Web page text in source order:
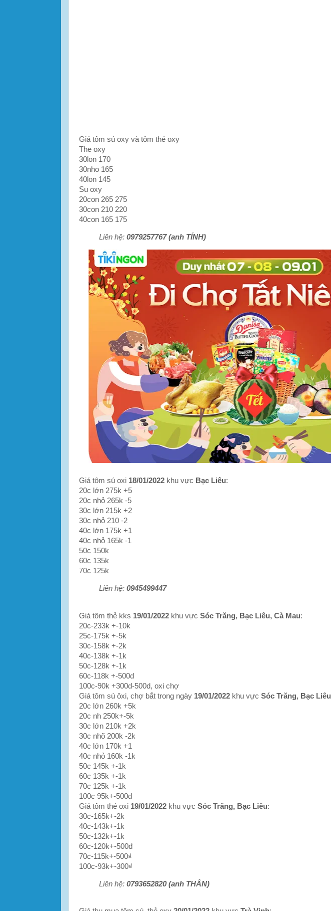
Giá tôm sú oxy và tôm thẻ oxy
The oxy
30lon 170
30nho 165
40lon 145
Su oxy
20con 265 275
30con 210 220
40con 165 175
Liên hệ: 0979257767 (anh TÍNH)
Giá tôm sú oxi 18/01/2022 khu vực Bạc Liêu:
20c lớn 275k +5
20c nhỏ 265k -5
30c lớn 215k +2
30c nhỏ 210 -2
40c lớn 175k +1
40c nhỏ 165k -1
50c 150k
60c 135k
70c 125k
Liên hệ: 0945499447
Giá tôm thẻ kks 19/01/2022 khu vực Sóc Trăng, Bạc Liêu, Cà Mau:
20c-233k +-10k
25c-175k +-5k
30c-158k +-2k
40c-138k +-1k
50c-128k +-1k
60c-118k +-500d
100c-90k +300d-500d, oxi chợ
Giá tôm sú ôxi, chợ bắt trong ngày 19/01/2022 khu vực Sóc Trăng, Bạc Liêu
20c lớn 260k +5k
20c nh 250k+-5k
30c lớn 210k +2k
30c nhõ 200k -2k
40c lớn 170k +1
40c nhỏ 160k -1k
50c 145k +-1k
60c 135k +-1k
70c 125k +-1k
100c 95k+-500đ
Giá tôm thẻ oxi 19/01/2022 khu vực Sóc Trăng, Bạc Liêu:
30c-165k+-2k
40c-143k+-1k
50c-132k+-1k
60c-120k+-500đ
70c-115k+-500₫
100c-93k+-300₫
Liên hệ: 0793652820 (anh THÂN)